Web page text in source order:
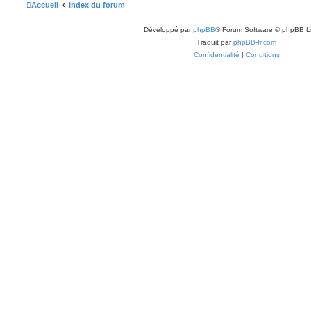
Accueil Index du forum
Développé parphpBB® Forum Software © phpBB
Traduit parphpBB-fr.com
Confidentialité | Conditions